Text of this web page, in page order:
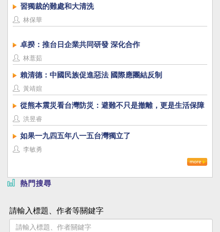
習獨裁的難處和大清洗
林保華
卓揆：推台日企業共同研發 深化合作
林薏茹
賴清德：中國民族促進惡法 國際應團結反制
黃靖媗
從熊本震災看台灣防災：避難不只是撤離，更是生活保障
洪昱睿
如果一九四五年八一五台灣獨立了
李敏勇
熱門搜尋
請輸入標題、作者等關鍵字